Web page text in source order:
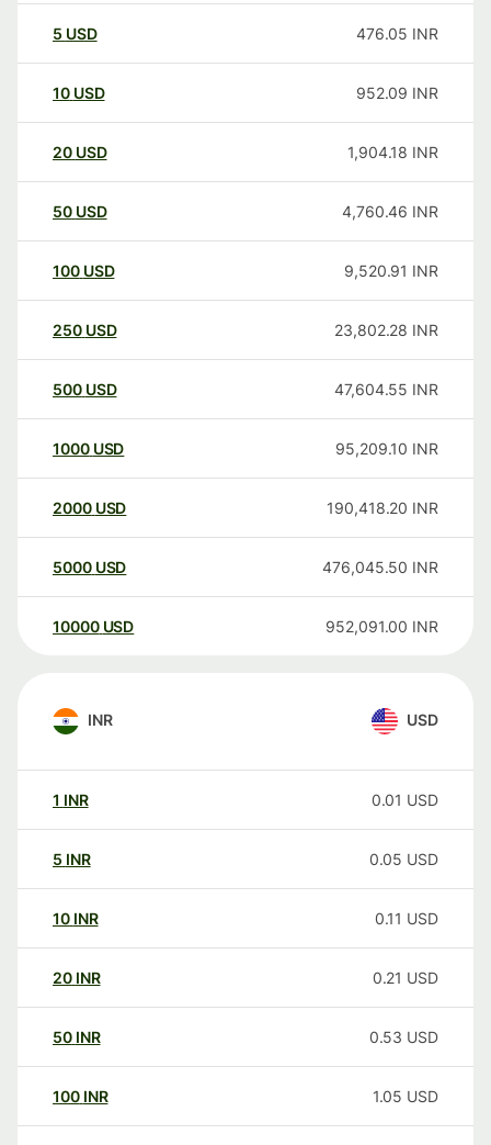
5 USD 476.05 INR
10 USD 952.09 INR
20 USD 1,904.18 INR
50 USD 4,760.46 INR
100 USD 9,520.91 INR
250 USD 23,802.28 INR
500 USD 47,604.55 INR
1000 USD 95,209.10 INR
2000 USD 190,418.20 INR
5000 USD 476,045.50 INR
10000 USD 952,091.00 INR
INR USD
1 INR 0.01 USD
5 INR 0.05 USD
10 INR 0.11 USD
20 INR 0.21 USD
50 INR 0.53 USD
100 INR 1.05 USD